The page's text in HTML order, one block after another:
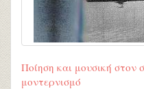
Ποίηση και μουσική στον
μοντερνισμό